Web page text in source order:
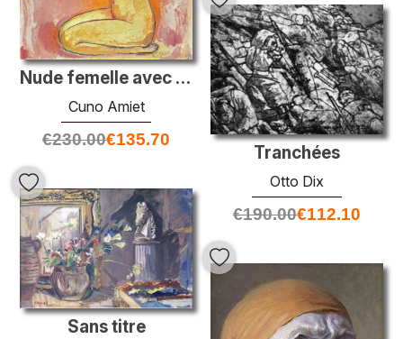
Nude femelle avec des fleurs (la vérité)
Cuno Amiet
€230.00€135.70
Tranchées
Otto Dix
€190.00€112.10
Sans titre